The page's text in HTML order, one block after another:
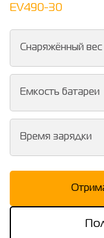
EV490-30
Снаряжённый вес
Емкость батареи
Время зарядки